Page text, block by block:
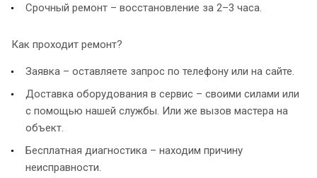
Срочный ремонт – восстановление за 2–3 часа.
Как проходит ремонт?
Заявка – оставляете запрос по телефону или на сайте.
Доставка оборудования в сервис – своими силами или
с помощью нашей службы. Или же вызов мастера на
объект.
Бесплатная диагностика – находим причину
неисправности.